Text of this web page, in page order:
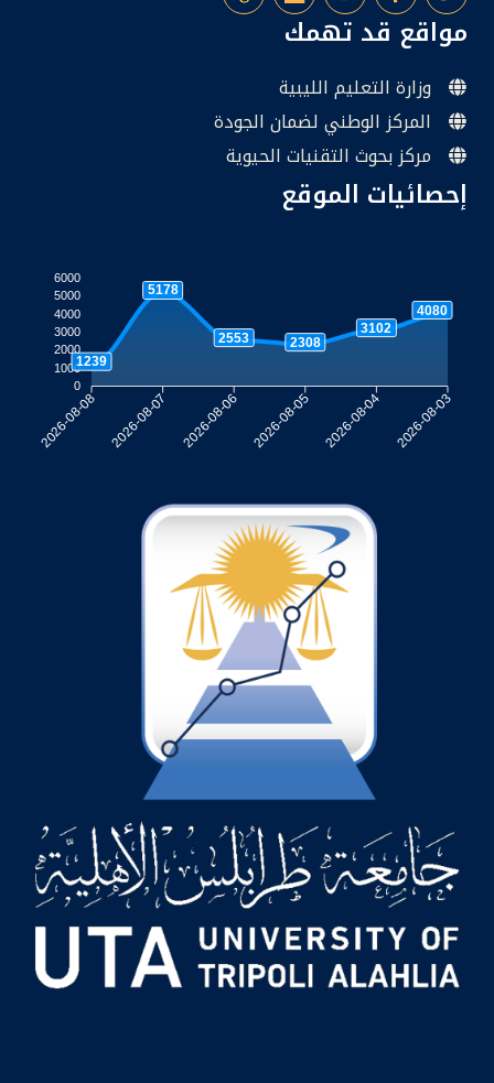
مواقع قد تهمك
وزارة التعليم الليبية
المركز الوطني لضمان الجودة
مركز بحوث التقنيات الحيوية
إحصائيات الموقع
6000
5000
4000
3000
2000
1000
0
1239
5178
2553 2308
3102
4080
2026-08-08 2026-08-07 2026-08-06 2026-08-05 2026-08-04 2026-08-03